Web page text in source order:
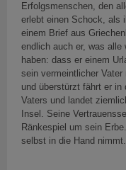
Erfolgsmenschen, den
erlebt einen Schock, als
einem Brief aus
endlich auch er, was
haben: dass er einem
sein vermeintlicher
und überstürzt fährt er
Vaters und landet
Insel. Seine
Ränkespiel um sein
selbst in die Hand nimmt.